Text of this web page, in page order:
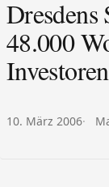
Dresdens
48.000
Investoren
Veröffentlicht am:
10. März 2006